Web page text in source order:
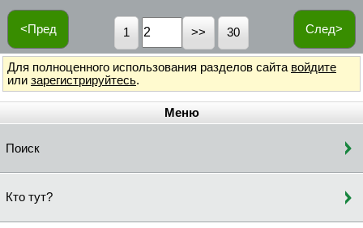
<Пред След>
1 30
Для полноценного использования разделов сайта войдите
или зарегистрируйтесь.
Меню
Поиск
Кто тут?